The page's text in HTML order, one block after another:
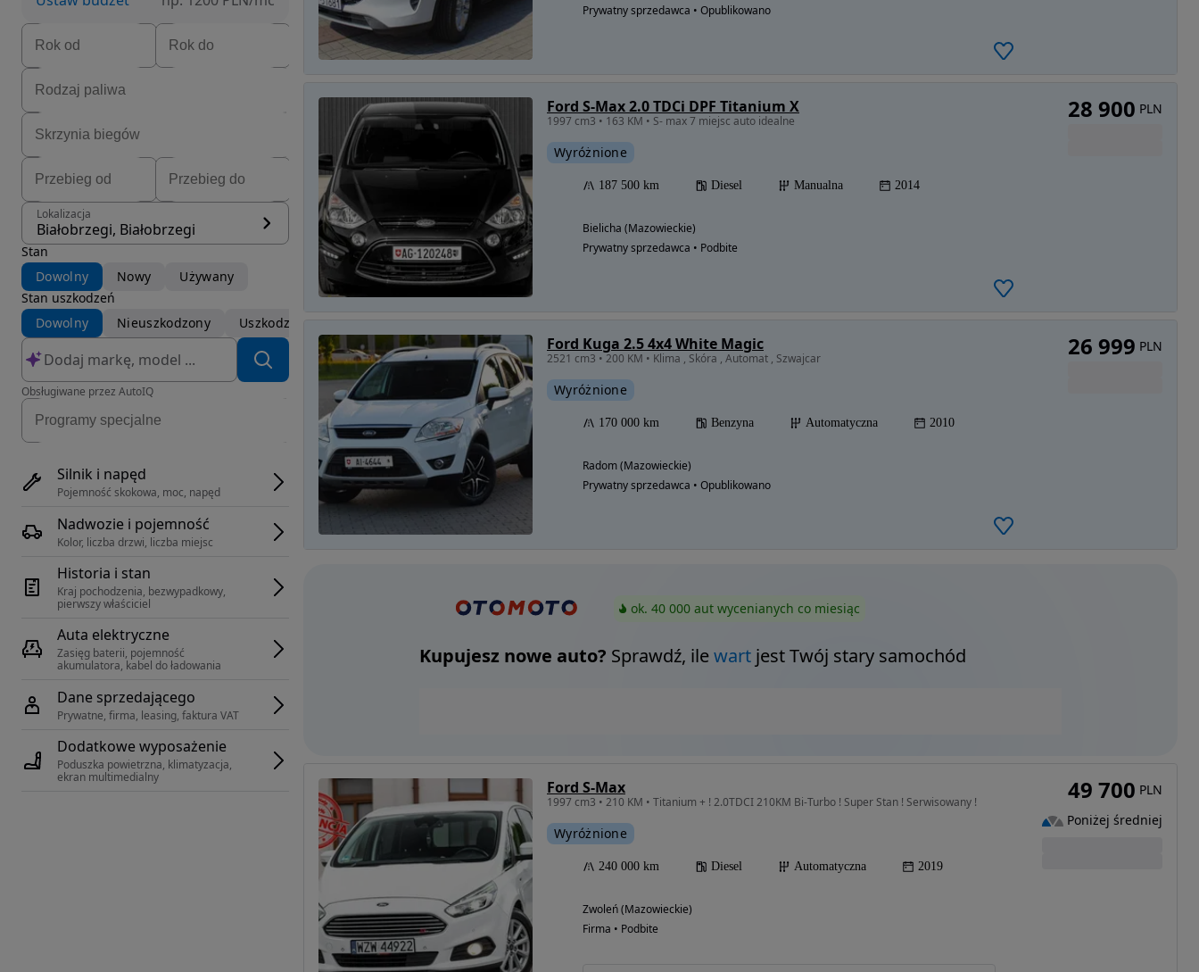
Lokalizacja
Białobrzegi, Białobrzegi
Stan
Dowolny
Nowy
Używany
Stan uszkodzeń
Dowolny
Nieuszkodzony Uszkodzony
Obsługiwane przez AutoIQ
Silnik i napęd
Pojemność skokowa, moc, napęd
Nadwozie i pojemność
Kolor, liczba drzwi, liczba miejsc
Historia i stan
Kraj pochodzenia, bezwypadkowy,
pierwszy właściciel
Auta elektryczne
Zasięg baterii, pojemność
akumulatora, kabel do ładowania
Dane sprzedającego
Prywatne, firma, leasing, faktura VAT
Dodatkowe wyposażenie
Poduszka powietrzna, klimatyzacja,
ekran multimedialny
Prywatny sprzedawca • Opublikowano
Ford S-Max 2.0 TDCi DPF Titanium X
1997 cm3 • 163 KM • S- max 7 miejsc auto idealne
Wyróżnione
187 500 km Diesel Manualna 2014
Bielicha (Mazowieckie)
Prywatny sprzedawca • Podbite
28 900 PLN
Ford Kuga 2.5 4x4 White Magic
2521 cm3 • 200 KM • Klima , Skóra , Automat , Szwajcar
Wyróżnione
170 000 km Benzyna Automatyczna 2010
Radom (Mazowieckie)
Prywatny sprzedawca • Opublikowano
26 999 PLN
ok. 40 000 aut wycenianych co miesiąc
Kupujesz nowe auto? Sprawdź, ilewartjest Twój stary samochód
Ford S-Max
1997 cm3 • 210 KM • Titanium + ! 2.0TDCI 210KM Bi-Turbo ! Super Stan ! Serwisowany !
Wyróżnione
240 000 km Diesel Automatyczna 2019
Zwoleń (Mazowieckie)
Firma • Podbite
49 700 PLN
Poniżej średniej